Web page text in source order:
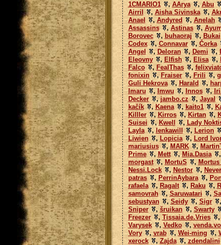
1CMARIO1 , AArya ,Abu
Airril
, Aisha Sivinska ,
Anael
, Andyred , Anelah
Assassins
,Astinas ,
Borovec
, buhaoraj , Bukai
Codex
, Connavar , Čorka
Angel
,Deloran , Demi ,
Eleovny
, Elfish , Elisa ,
Falco
, FealThas ,
fonixin
, Fraiser , Frili ,
Guli Hekrova
, Harald ,
Imaru
, Imwu , Innos ,
Decker
,jambo.cz , Jayal
kačík
,Kaena , kaito1 ,
Killler
, Kirros , Kirtan ,
Suisei
,Kwell , Lady
Layla
, lenkawill , Lerion
Liwien
, Lopicia , Lord
mariusius
, MARK ,
Prime
, Mett ,Mia.Dasia
morgast
, MortuS ,
Nessi.Lock
, Nestor ,
patras
, PerrinAybara ,
rafaela
, Ragalt , Raku ,
samovrah
,Saruwatari ,
sebustyan
,Seidy , Sigr
Sniper
, šruikan , Swarty
Freezer
,Tissaia.de.Vries
Varysek
, Vedko ,
Vory
,vrab , Wei-ming ,
xerock
,Zajda , zdendalini